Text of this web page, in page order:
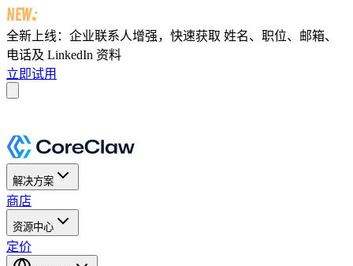
全新上线：企业联系人增强，快速获取 姓名、职位、邮箱、
电话及 LinkedIn 资料
立即试用
解决方案
商店
资源中心
定价